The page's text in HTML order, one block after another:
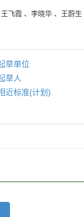
王飞霞 、 李晓华 、 王蔚生
草单位
草人
近标准(计划)